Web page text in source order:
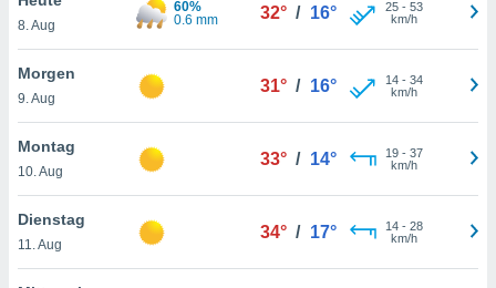
oder
Partner
es uns
das
der
Profil zu
Ihnen
8. Aug
60%
0.6 mm
32° / 16° 25- 53
km/h
Morgen
9. Aug
31° / 16° 14- 34
km/h
Montag
10. Aug
33° / 14° 19- 37
km/h
Dienstag
11. Aug
34° / 17° 14- 28
km/h